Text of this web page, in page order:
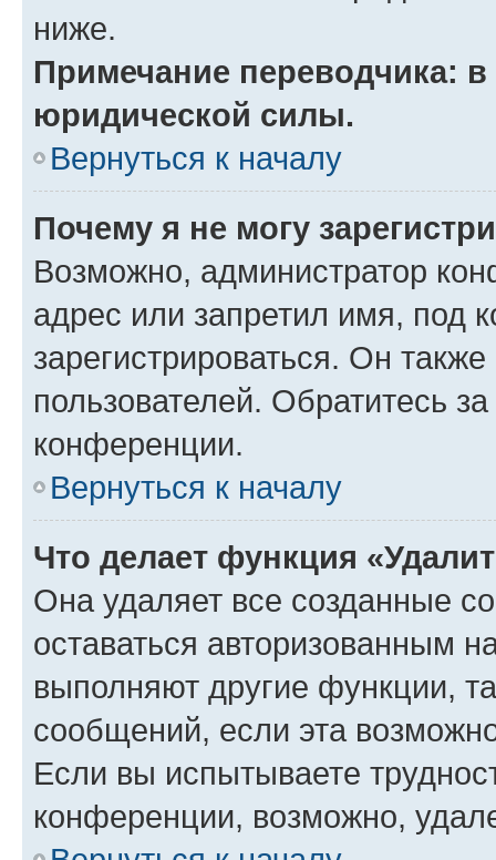
ниже.
Примечание переводчика:
юридической силы.
Вернуться к началу
Почему я не могу
Возможно, администратор
адрес или запретил имя, под
зарегистрироваться. Он
пользователей. Обратитесь
конференции.
Вернуться к началу
Что делает функция
Она удаляет все созданные
оставаться авторизованным
выполняют другие функции,
сообщений, если эта
Если вы испытываете
конференции, возможно,